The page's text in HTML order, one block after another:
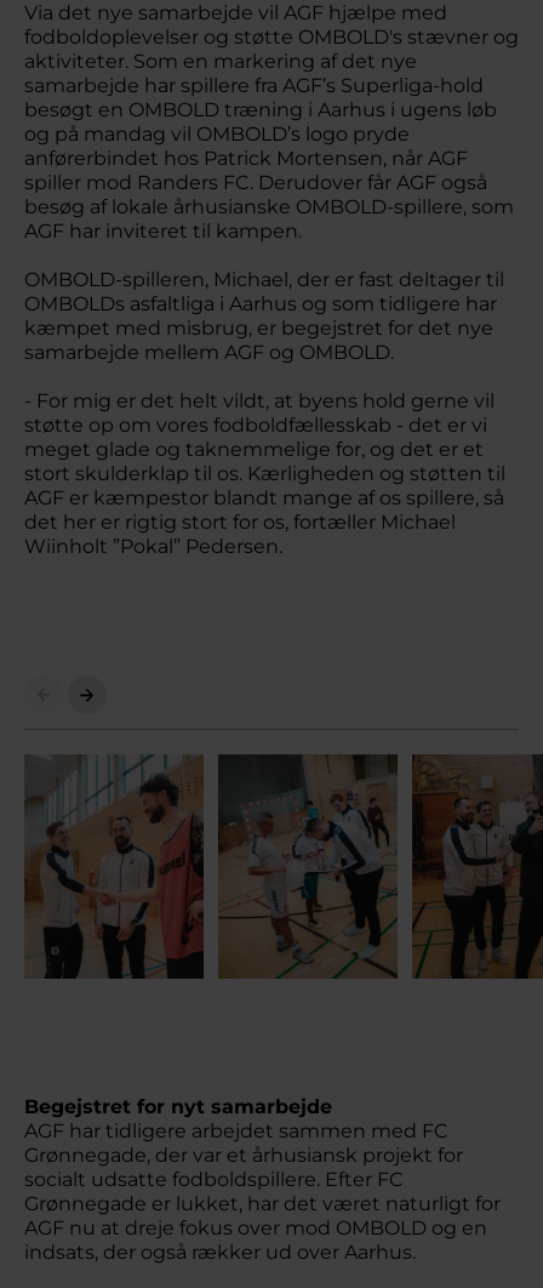
Via det nye samarbejde vil AGF hjælpe med
fodboldoplevelser og støtte OMBOLD's stævner og
aktiviteter. Som en markering af det nye
samarbejde har spillere fra AGF’s Superliga-hold
besøgt en OMBOLD træning i Aarhus i ugens løb
og på mandag vil OMBOLD’s logo pryde
anførerbindet hos Patrick Mortensen, når AGF
spiller mod Randers FC. Derudover får AGF også
besøg af lokale århusianske OMBOLD-spillere, som
AGF har inviteret til kampen.
OMBOLD-spilleren, Michael, der er fast deltager til
OMBOLDs asfaltliga i Aarhus og som tidligere har
kæmpet med misbrug, er begejstret for det nye
samarbejde mellem AGF og OMBOLD.
- For mig er det helt vildt, at byens hold gerne vil
støtte op om vores fodboldfællesskab - det er vi
meget glade og taknemmelige for, og det er et
stort skulderklap til os. Kærligheden og støtten til
AGF er kæmpestor blandt mange af os spillere, så
det her er rigtig stort for os, fortæller Michael
Wiinholt ”Pokal” Pedersen.
Begejstret for nyt samarbejde
AGF har tidligere arbejdet sammen med FC
Grønnegade, der var et århusiansk projekt for
socialt udsatte fodboldspillere. Efter FC
Grønnegade er lukket, har det været naturligt for
AGF nu at dreje fokus over mod OMBOLD og en
indsats, der også rækker ud over Aarhus.